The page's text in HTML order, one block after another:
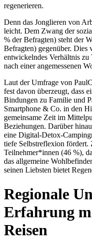
regenerieren.
Denn das Jonglieren von
leicht. Dem Zwang der
% der Befragten) steht der
Befragten) gegenüber. Dies
entwickelndes Verhältnis
nach einer angemessenen
Laut der Umfrage von
fest davon überzeugt, dass
Bindungen zu Familie und
Smartphone & Co. in den
gemeinsame Zeit im
Beziehungen. Darüber
eine Digital-Detox-
tiefe Selbstreflexion fördert.
Teilnehmer*innen (46 %),
das allgemeine
seinen Liebsten bietet
Regionale
Erfahrung
Reisen